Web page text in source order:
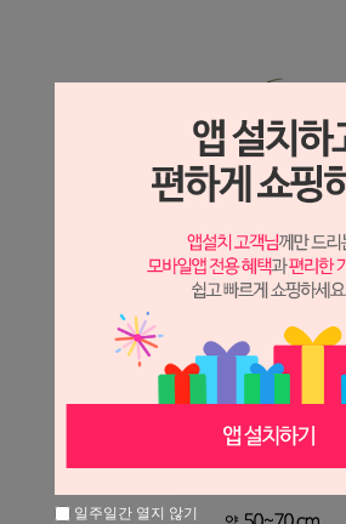
일주일간 열지 않기